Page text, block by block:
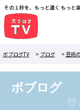
その１秒を、もっと濃く もっと
ボブログTV
> ブログ > 芸術
ボブログ